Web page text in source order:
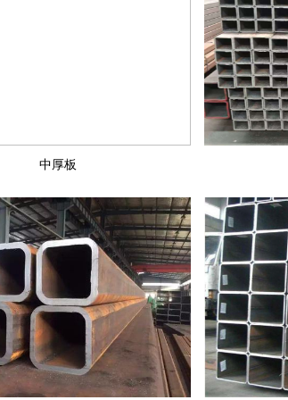
中厚板